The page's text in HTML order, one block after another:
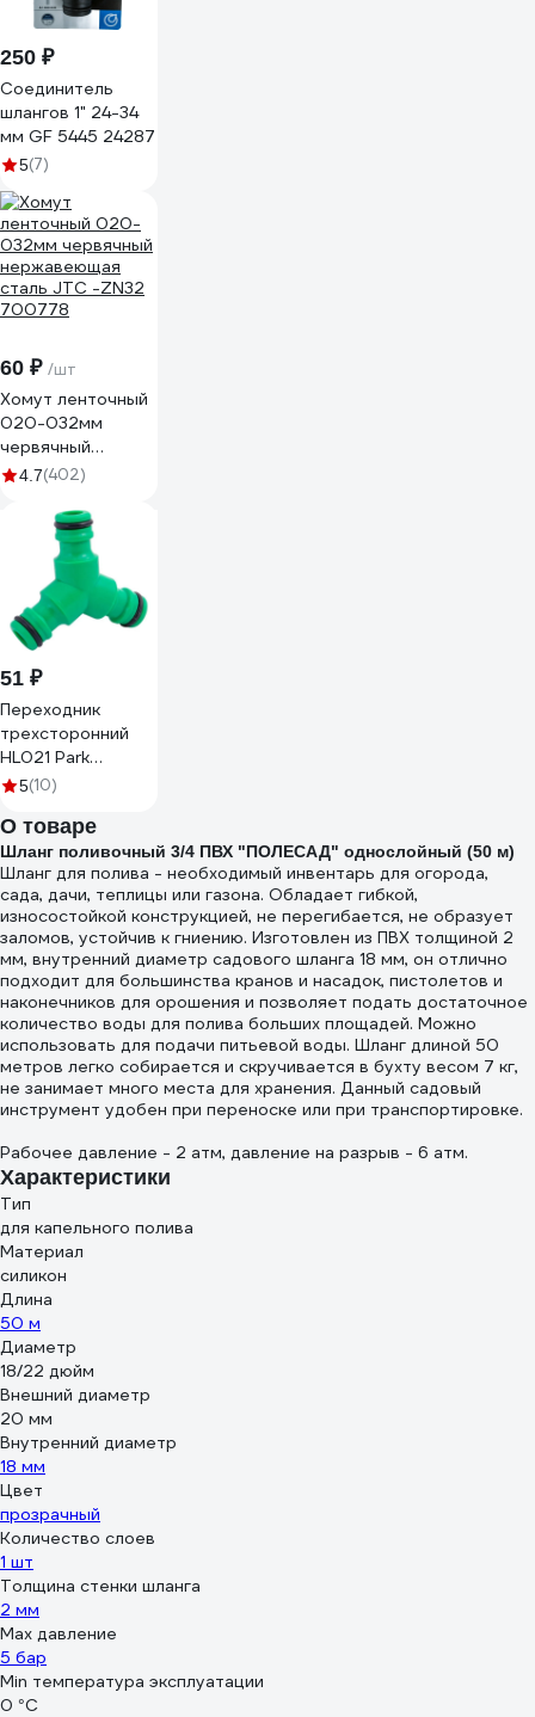
250 ₽
Соединитель
шлангов 1" 24-34
мм GF 5445 24287
5(7)
60 ₽ /шт
Хомут ленточный
020-032мм
червячный
нержавеющая
700778
4.7(402)
51 ₽
Переходник
трехсторонний
HL021 Park
002719
5(10)
О товаре
Шланг поливочный 3/4 ПВХ "ПОЛЕСАД" однослойный (50 м)
Шланг для полива - необходимый инвентарь для огорода,
сада, дачи, теплицы или газона. Обладает гибкой,
износостойкой конструкцией, не перегибается, не образует
заломов, устойчив к гниению. Изготовлен из ПВХ толщиной 2
мм, внутренний диаметр садового шланга 18 мм, он отлично
подходит для большинства кранов и насадок, пистолетов и
наконечников для орошения и позволяет подать достаточное
количество воды для полива больших площадей. Можно
использовать для подачи питьевой воды. Шланг длиной 50
метров легко собирается и скручивается в бухту весом 7 кг,
не занимает много места для хранения. Данный садовый
инструмент удобен при переноске или при транспортировке.
Рабочее давление - 2 атм, давление на разрыв - 6 атм.
Характеристики
Тип
для капельного полива
Материал
силикон
Длина
50 м
Диаметр
18/22 дюйм
Внешний диаметр
20 мм
Внутренний диаметр
18 мм
Цвет
прозрачный
Количество слоев
1 шт
Толщина стенки шланга
2 мм
Max давление
5 бар
Min температура эксплуатации
0 °С